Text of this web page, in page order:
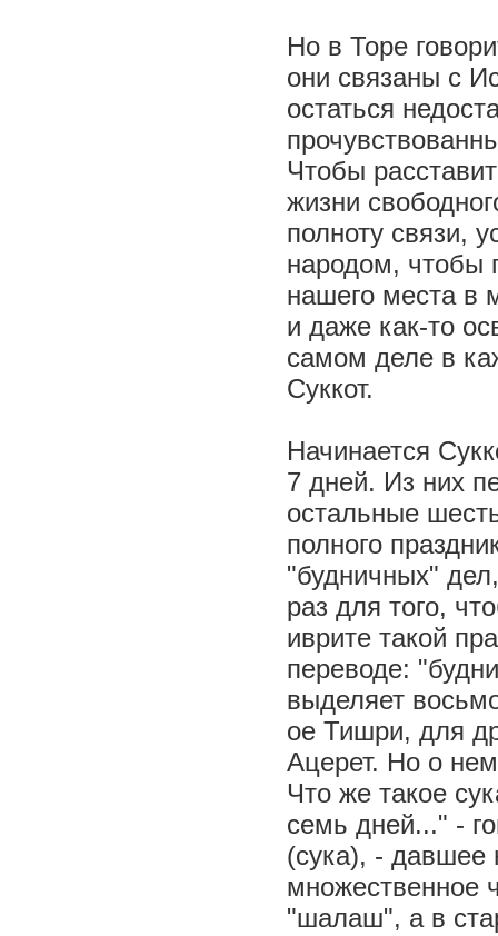
Но в Торе
они связаны с
остаться
Чтобы
жизни
полноту связи,
народом, чтобы
нашего места в
и даже как-то
самом деле в
Суккот.
Начинается
7 дней. Из них
остальные
полного
"будничных"
раз для того,
иврите такой
переводе:
выделяет
ое Тишри, для
Ацерет. Но о
Что же такое
семь дней..." -
(сука), - давшее
множественное
"шалаш", а в